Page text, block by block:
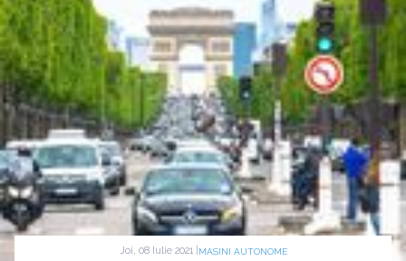
Joi, 08 Iulie 2021 | MASINI AUTONOME